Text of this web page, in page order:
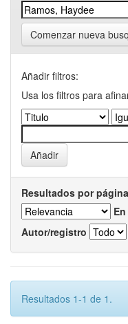
Comenzar nueva
Añadir filtros:
Usa los filtros para
Resultados por página
Autor/registro
Resultados 1-1 de 1.